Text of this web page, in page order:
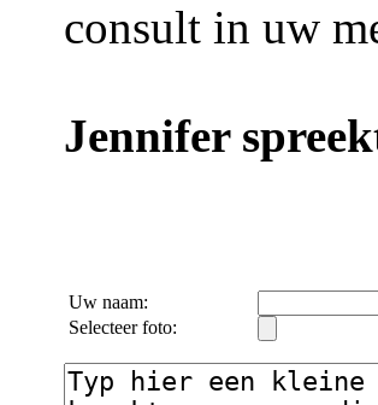
consult in uw
Jennifer
Uw naam:
Selecteer foto: